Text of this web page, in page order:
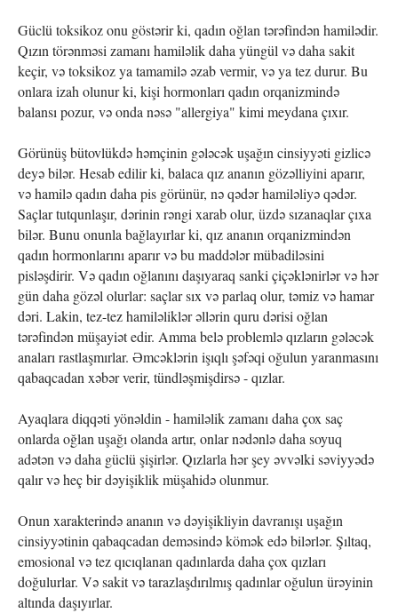
Güclü toksikoz onu göstərir ki, qadın oğlan tərəfindən hamilədir.
Qızın törənməsi zamanı hamiləlik daha yüngül və daha sakit
keçir, və toksikoz ya tamamilə əzab vermir, və ya tez durur. Bu
onlara izah olunur ki, kişi hormonları qadın orqanizmində
balansı pozur, və onda nəsə "allergiya" kimi meydana çıxır.
Görünüş bütovlükdə həmçinin gələcək uşağın cinsiyyəti gizlicə
deyə bilər. Hesab edilir ki, balaca qız ananın gözəlliyini aparır,
və hamilə qadın daha pis görünür, nə qədər hamiləliyə qədər.
Saçlar tutqunlaşır, dərinin rəngi xarab olur, üzdə sızanaqlar çıxa
bilər. Bunu onunla bağlayırlar ki, qız ananın orqanizmindən
qadın hormonlarını aparır və bu maddələr mübadiləsini
pisləşdirir. Və qadın oğlanını daşıyaraq sanki çiçəklənirlər və hər
gün daha gözəl olurlar: saçlar sıx və parlaq olur, təmiz və hamar
dəri. Lakin, tez-tez hamiləliklər əllərin quru dərisi oğlan
tərəfindən müşayiət edir. Amma belə problemlə qızların gələcək
anaları rastlaşmırlar. Əmcəklərin işıqlı şəfəqi oğulun yaranmasını
qabaqcadan xəbər verir, tündləşmişdirsə - qızlar.
Ayaqlara diqqəti yönəldin - hamiləlik zamanı daha çox saç
onlarda oğlan uşağı olanda artır, onlar nədənlə daha soyuq
adətən və daha güclü şişirlər. Qızlarla hər şey əvvəlki səviyyədə
qalır və heç bir dəyişiklik müşahidə olunmur.
Onun xarakterində ananın və dəyişikliyin davranışı uşağın
cinsiyyətinin qabaqcadan deməsində kömək edə bilərlər. Şıltaq,
emosional və tez qıcıqlanan qadınlarda daha çox qızları
doğulurlar. Və sakit və tarazlaşdırılmış qadınlar oğulun ürəyinin
altında daşıyırlar.